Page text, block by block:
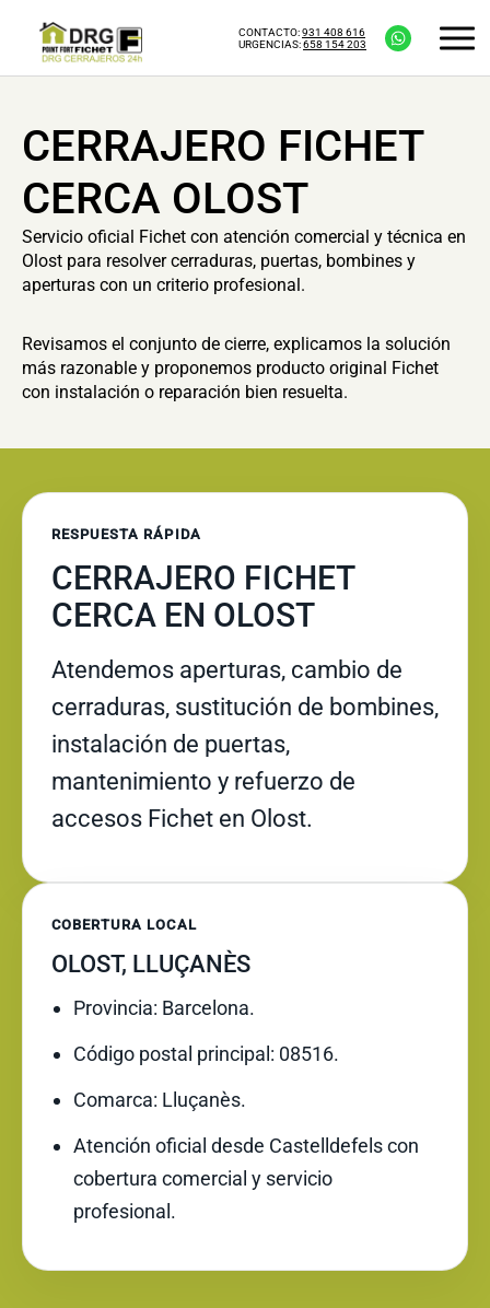
CONTACTO:931 408 616
URGENCIAS:658 154 203
CERRAJERO FICHET
CERCA OLOST
Servicio oficial Fichet con atención comercial y técnica en
Olost para resolver cerraduras, puertas, bombines y
aperturas con un criterio profesional.
Revisamos el conjunto de cierre, explicamos la solución
más razonable y proponemos producto original Fichet
con instalación o reparación bien resuelta.
RESPUESTA RÁPIDA
CERRAJERO FICHET
CERCA EN OLOST
Atendemos aperturas, cambio de
cerraduras, sustitución de bombines,
instalación de puertas,
mantenimiento y refuerzo de
accesos Fichet en Olost.
COBERTURA LOCAL
OLOST, LLUÇANÈS
Provincia: Barcelona.
Código postal principal: 08516.
Comarca: Lluçanès.
Atención oficial desde Castelldefels con
cobertura comercial y servicio
profesional.